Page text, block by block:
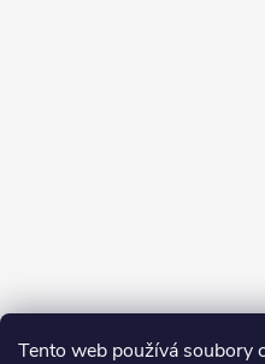
Tento web používá soubory